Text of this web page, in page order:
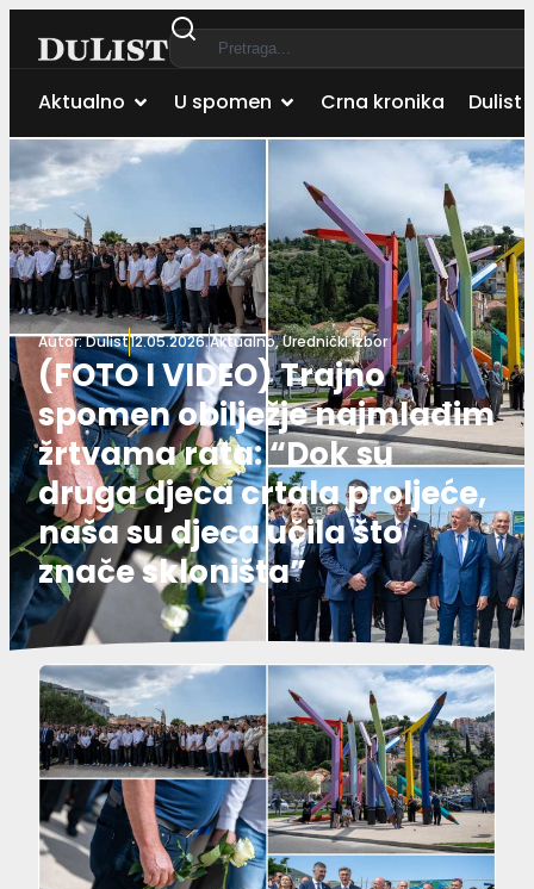
Aktualno U spomen Crna kronika Dulist
Autor:Dulist12.05.2026.Aktualno,Urednički izbor
(FOTO I VIDEO) Trajno
spomen obilježje najmlađim
žrtvama rata: “Dok su
druga djeca crtala proljeće,
naša su djeca učila što
znače skloništa”